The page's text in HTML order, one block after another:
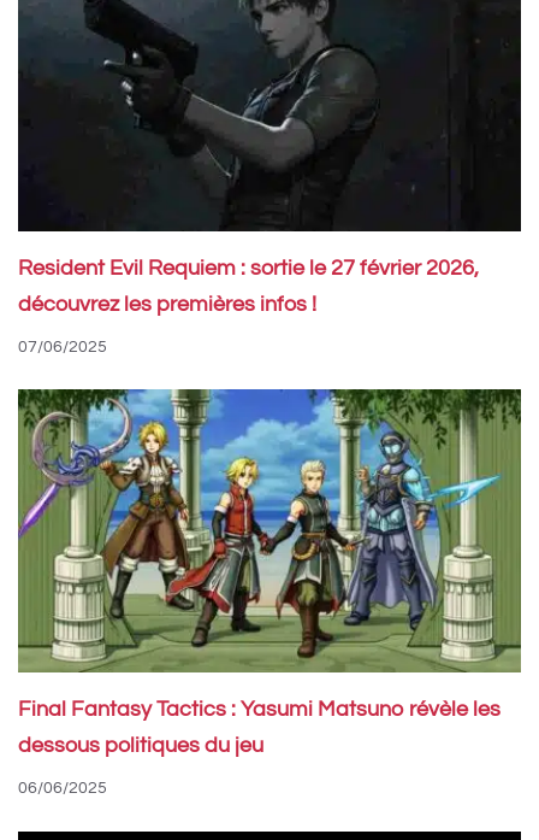
Resident Evil Requiem : sortie le 27 février 2026,
découvrez les premières infos !
07/06/2025
Final Fantasy Tactics : Yasumi Matsuno révèle les
dessous politiques du jeu
06/06/2025